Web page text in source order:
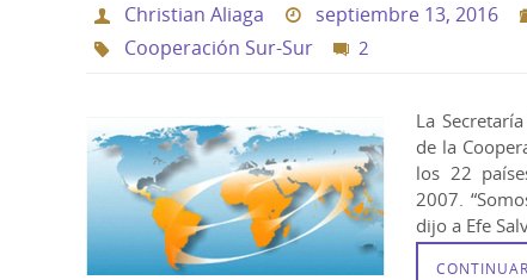
Christian Aliaga septiembre 13, 2016
Cooperación Sur-Sur
2
La
de la
los 22
2007.
dijo a Efe